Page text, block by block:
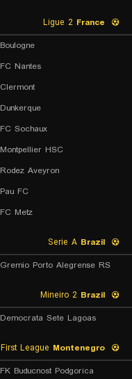
France
Boulogne
FC Nantes
Clermont
Dunkerque
FC Sochaux
Montpellier HSC
Rodez Aveyron
Pau FC
FC Metz
Brazil
Gremio Porto Alegrense RS
Brazil
Democrata Sete Lagoas
Montenegro
FK Buducnost Podgorica